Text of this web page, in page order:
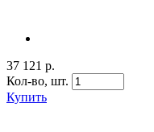
37 121 р.
Кол-во, шт.
Купить